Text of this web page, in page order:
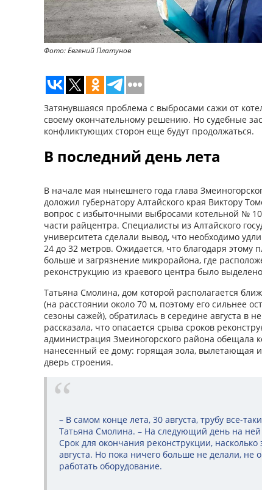
Фото: Евгений Платунов
Затянувшаяся проблема с выбросами сажи от
своему окончательному решению. Но судебные
конфликтующих сторон еще будут продолжаться.
В последний день лета
В начале мая нынешнего года глава
доложил губернатору Алтайского края Виктору
вопрос с избыточными выбросами котельной №
части райцентра. Специалисты из Алтайского
университета сделали вывод, что необходимо
24 до 32 метров. Ожидается, что благодаря этому
больше и загрязнение микрорайона, где
реконструкцию из краевого центра было
Татьяна Смолина, дом которой располагается
(на расстоянии около 70 м, поэтому его сильнее
сезоны сажей), обратилась в середине августа в
рассказала, что опасается срыва сроков
администрация Змеиногорского района обещала
нанесенный ее дому: горящая зола, вылетающая
дверь строения.
– В самом конце лета, 30 августа, трубу все-
Татьяна Смолина. – На следующий день на
Срок для окончания реконструкции, насколько
августа. Но пока ничего больше не делали, не
работать оборудование.